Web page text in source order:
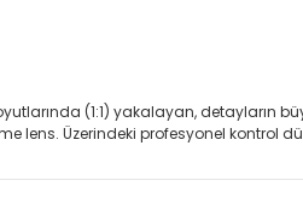
(1:1) yakalayan, detayların
Üzerindeki profesyonel kontrol